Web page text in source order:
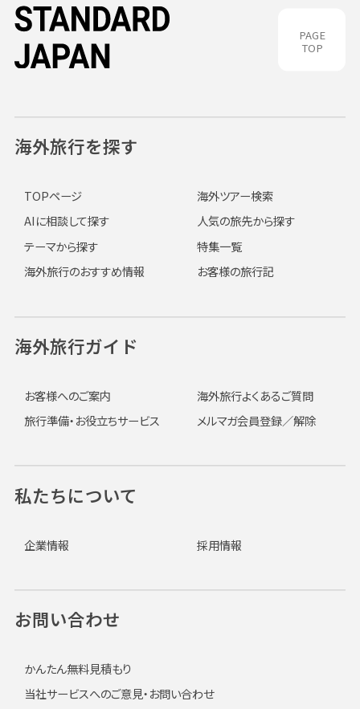
PAGE
TOP
海外旅行を探す
TOPページ
海外ツアー検索
AIに相談して探す
人気の旅先から探す
テーマから探す
特集一覧
海外旅行のおすすめ情報
お客様の旅行記
海外旅行ガイド
お客様へのご案内
海外旅行よくあるご質問
旅行準備・お役立ちサービス
メルマガ会員登録／解除
私たちについて
企業情報 採用情報
お問い合わせ
かんたん無料見積もり
当社サービスへのご意見・お問い合わせ